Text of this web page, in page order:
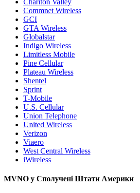
Commnet Wireless
GCI
GTA Wireless
Globalstar
Indigo Wireless
Limitless Mobile
Pine Cellular
Plateau Wireless
Shentel
Sprint
T-Mobile
U.S. Cellular
Union Telephone
United Wireless
Verizon
Viaero
West Central Wireless
iWireless
MVNO у Сполучені Штати Америки